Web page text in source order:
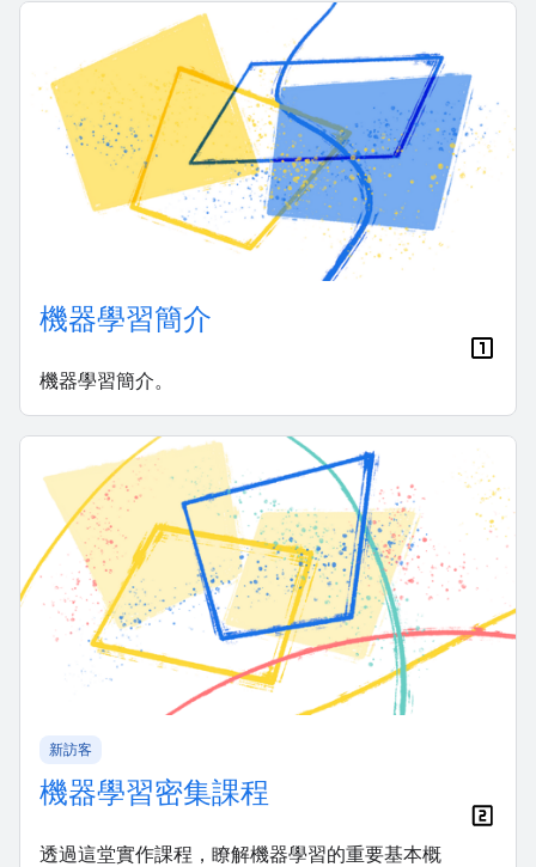
機器學習簡介
機器學習簡介。
新訪客
機器學習密集課程
透過這堂實作課程，瞭解機器學習的重要基本概